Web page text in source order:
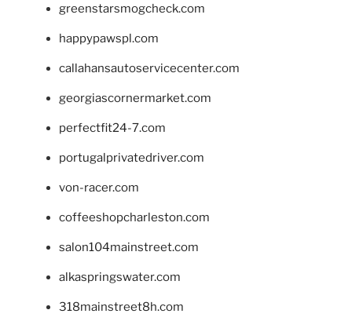
greenstarsmogcheck.com
happypawspl.com
callahansautoservicecenter.com
georgiascornermarket.com
perfectfit24-7.com
portugalprivatedriver.com
von-racer.com
coffeeshopcharleston.com
salon104mainstreet.com
alkaspringswater.com
318mainstreet8h.com